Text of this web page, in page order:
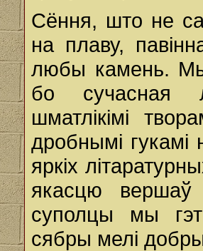
Сёння, што не
на плаву,
любы камень. Мы
бо сучасная
шматлікімі
дробнымі гукамі
яркіх
якасцю
суполцы мы
сябры мелі добры